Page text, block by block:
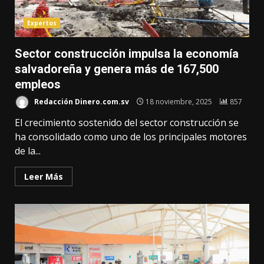
Expertos
Sector construcción impulsa la economía
salvadoreña y genera más de 167,500
empleos
Redacción Dinero.com.sv 18 noviembre, 2025 857
El crecimiento sostenido del sector construcción se
ha consolidado como uno de los principales motores
de la...
Leer Más